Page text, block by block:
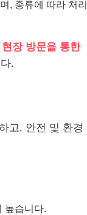
, 종류에 따라 처리
현장 방문을 통한
.
고, 안전 및 환경
높습니다.